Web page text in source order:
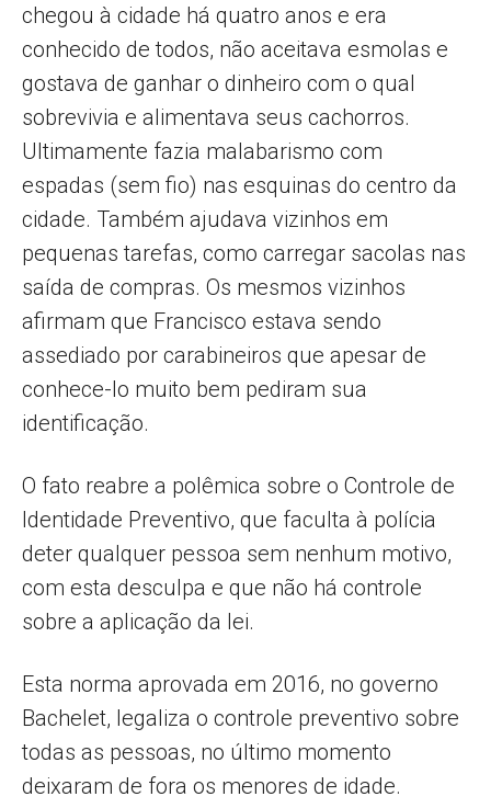
chegou à cidade há quatro anos e era
conhecido de todos, não aceitava esmolas e
gostava de ganhar o dinheiro com o qual
sobrevivia e alimentava seus cachorros.
Ultimamente fazia malabarismo com
espadas (sem fio) nas esquinas do centro da
cidade. Também ajudava vizinhos em
pequenas tarefas, como carregar sacolas nas
saída de compras. Os mesmos vizinhos
afirmam que Francisco estava sendo
assediado por carabineiros que apesar de
conhece-lo muito bem pediram sua
identificação.
O fato reabre a polêmica sobre o Controle de
Identidade Preventivo, que faculta à polícia
deter qualquer pessoa sem nenhum motivo,
com esta desculpa e que não há controle
sobre a aplicação da lei.
Esta norma aprovada em 2016, no governo
Bachelet, legaliza o controle preventivo sobre
todas as pessoas, no último momento
deixaram de fora os menores de idade.